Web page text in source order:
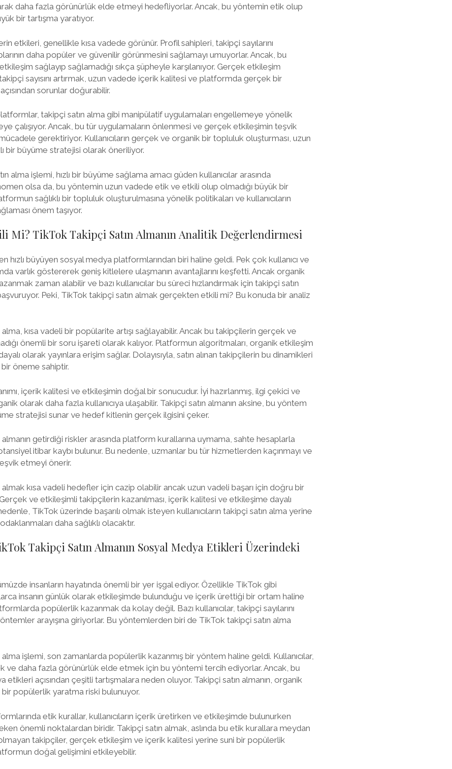
daha fazla görünürlük elde etmeyi hedefliyorlar. Ancak, bu yöntemin etik olup
bir tartışma yaratıyor.
etkileri, genellikle kısa vadede görünür. Profil sahipleri, takipçi sayılarını
daha popüler ve güvenilir görünmesini sağlamayı umuyorlar. Ancak, bu
sağlayıp sağlamadığı sıkça şüpheyle karşılanıyor. Gerçek etkileşim
sayısını artırmak, uzun vadede içerik kalitesi ve platformda gerçek bir
sorunlar doğurabilir.
takipçi satın alma gibi manipülatif uygulamaları engellemeye yönelik
çalışıyor. Ancak, bu tür uygulamaların önlenmesi ve gerçek etkileşimin teşvik
gerektiriyor. Kullanıcıların gerçek ve organik bir topluluk oluşturması, uzun
bir büyüme stratejisi olarak öneriliyor.
alma işlemi, hızlı bir büyüme sağlama amacı güden kullanıcılar arasında
olsa da, bu yöntemin uzun vadede etik ve etkili olup olmadığı büyük bir
sağlıklı bir topluluk oluşturulmasına yönelik politikaları ve kullanıcıların
önem taşıyor.
Mi? TikTok Takipçi Satın Almanın Analitik Değerlendirmesi
hızlı büyüyen sosyal medya platformlarından biri haline geldi. Pek çok kullanıcı ve
varlık göstererek geniş kitlelere ulaşmanın avantajlarını keşfetti. Ancak organik
zaman alabilir ve bazı kullanıcılar bu süreci hızlandırmak için takipçi satın
Peki, TikTok takipçi satın almak gerçekten etkili mi? Bu konuda bir analiz
kısa vadeli bir popülarite artışı sağlayabilir. Ancak bu takipçilerin gerçek ve
önemli bir soru işareti olarak kalıyor. Platformun algoritmaları, organik etkileşim
olarak yayınlara erişim sağlar. Dolayısıyla, satın alınan takipçilerin bu dinamikleri
öneme sahiptir.
içerik kalitesi ve etkileşimin doğal bir sonucudur. İyi hazırlanmış, ilgi çekici ve
olarak daha fazla kullanıcıya ulaşabilir. Takipçi satın almanın aksine, bu yöntem
stratejisi sunar ve hedef kitlenin gerçek ilgisini çeker.
getirdiği riskler arasında platform kurallarına uymama, sahte hesaplarla
itibar kaybı bulunur. Bu nedenle, uzmanlar bu tür hizmetlerden kaçınmayı ve
etmeyi önerir.
kısa vadeli hedefler için cazip olabilir ancak uzun vadeli başarı için doğru bir
ve etkileşimli takipçilerin kazanılması, içerik kalitesi ve etkileşime dayalı
TikTok üzerinde başarılı olmak isteyen kullanıcıların takipçi satın alma yerine
daha sağlıklı olacaktır.
Takipçi Satın Almanın Sosyal Medya Etikleri Üzerindeki
insanların hayatında önemli bir yer işgal ediyor. Özellikle TikTok gibi
insanın günlük olarak etkileşimde bulunduğu ve içerik ürettiği bir ortam haline
popülerlik kazanmak da kolay değil. Bazı kullanıcılar, takipçi sayılarını
arayışına giriyorlar. Bu yöntemlerden biri de TikTok takipçi satın alma
işlemi, son zamanlarda popülerlik kazanmış bir yöntem haline geldi. Kullanıcılar,
ve daha fazla görünürlük elde etmek için bu yöntemi tercih ediyorlar. Ancak, bu
etikleri açısından çeşitli tartışmalara neden oluyor. Takipçi satın almanın, organik
popülerlik yaratma riski bulunuyor.
etik kurallar, kullanıcıların içerik üretirken ve etkileşimde bulunurken
önemli noktalardan biridir. Takipçi satın almak, aslında bu etik kurallara meydan
takipçiler, gerçek etkileşim ve içerik kalitesi yerine suni bir popülerlik
doğal gelişimini etkileyebilir.